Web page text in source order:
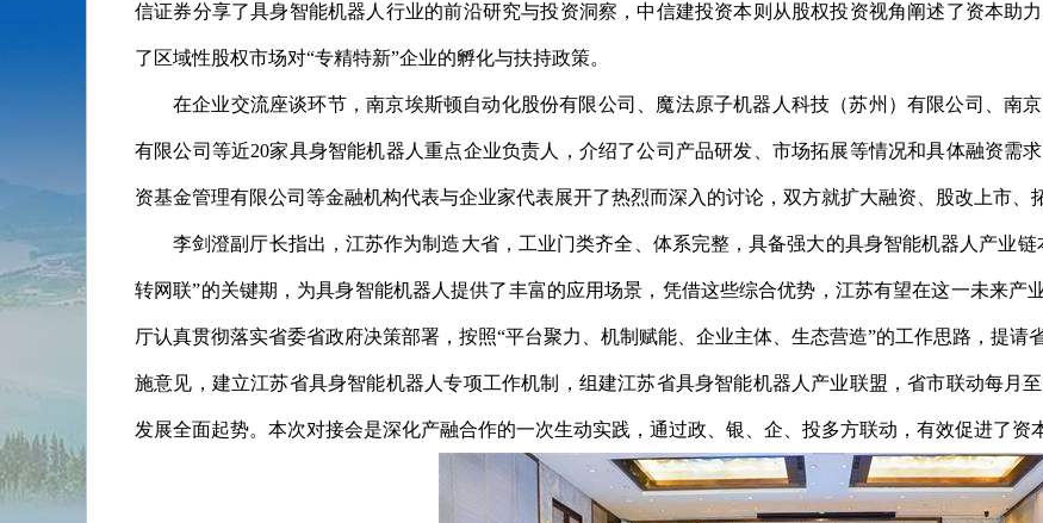
信证券分享了具身智能机器人行业的前沿研究与投资洞察，中信建投资本则从股权投资视角阐述了资本助
了区域性股权市场对“专精特新”企业的孵化与扶持政策。
在企业交流座谈环节，南京埃斯顿自动化股份有限公司、魔法原子机器人科技（苏州）有限公司、南
有限公司等近20家具身智能机器人重点企业负责人，介绍了公司产品研发、市场拓展等情况和具体融资需
资基金管理有限公司等金融机构代表与企业家代表展开了热烈而深入的讨论，双方就扩大融资、股改上市、
李剑澄副厅长指出，江苏作为制造大省，工业门类齐全、体系完整，具备强大的具身智能机器人产业
转网联”的关键期，为具身智能机器人提供了丰富的应用场景，凭借这些综合优势，江苏有望在这一未来产
厅认真贯彻落实省委省政府决策部署，按照“平台聚力、机制赋能、企业主体、生态营造”的工作思路，提
施意见，建立江苏省具身智能机器人专项工作机制，组建江苏省具身智能机器人产业联盟，省市联动每月
发展全面起势。本次对接会是深化产融合作的一次生动实践，通过政、银、企、投多方联动，有效促进了资